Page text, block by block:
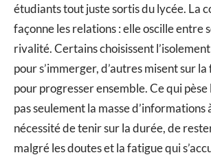
étudiants tout juste sortis du lycée. La
façonne les relations : elle oscille entre
rivalité. Certains choisissent
pour s’immerger, d’autres misent sur
pour progresser ensemble. Ce qui pèse
pas seulement la masse d’informations
nécessité de tenir sur la durée, de
malgré les doutes et la fatigue qui